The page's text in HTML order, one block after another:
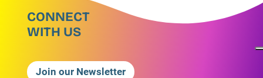
CONNECT
WITH US
Join our Newsletter